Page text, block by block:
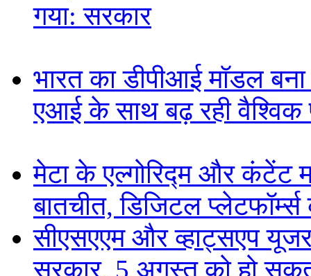
गया: सरकार
भारत का डीपीआई मॉडल
एआई के साथ बढ़ रही वैश्विक
मेटा के एल्गोरिद्म और कंटेंट
बातचीत, डिजिटल प्लेटफॉर्म्स
सीएसएएम और व्हाट्सएप
सरकार, 5 अगस्त को हो